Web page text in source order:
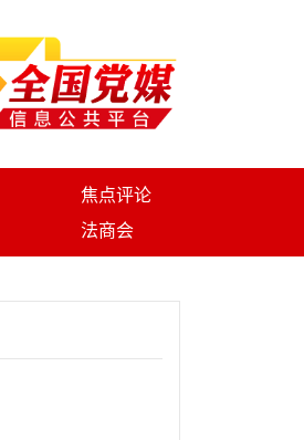
焦点评论
法商会